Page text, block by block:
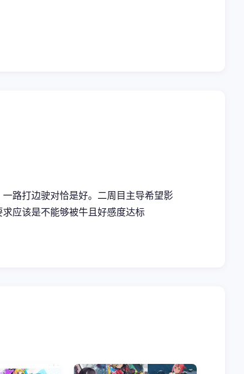
路打边驶对恰是好。二周目主导希望影
应该是不能够被牛且好感度达标